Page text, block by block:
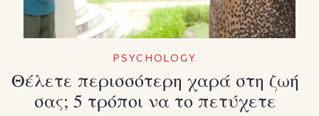
PSYCHOLOGY
Θέλετε περισσότερη χαρά στη ζωή
σας; 5 τρόποι να το πετύχετε